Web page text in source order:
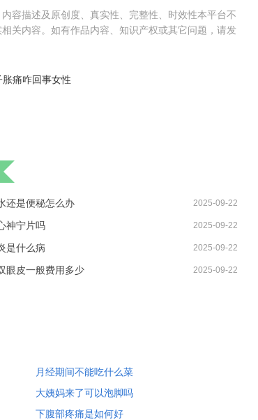
容描述及原创度、真实性、完整性、时效性本平台不
关内容。如有作品内容、知识产权或其它问题，请发
胀痛咋回事女性
还是便秘怎么办 2025-09-22
神宁片吗 2025-09-22
是什么病 2025-09-22
眼皮一般费用多少 2025-09-22
月经期间不能吃什么菜
大姨妈来了可以泡脚吗
下腹部疼痛是如何好